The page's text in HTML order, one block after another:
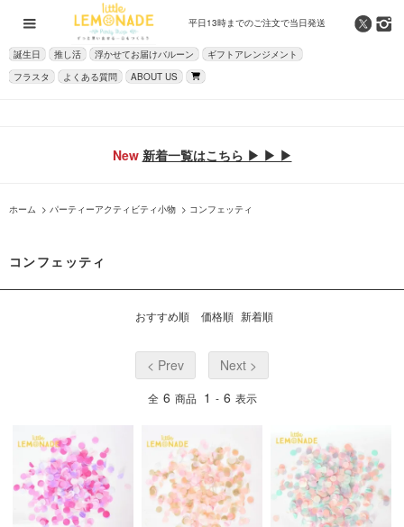
平日13時までのご注文で当日発送
誕生日 推し活 浮かせてお届けバルーン
ギフトアレンジメント
フラスタ
よくある質問 ABOUT US
New 新着一覧はこちら ▶ ▶ ▶
ホーム > パーティーアクティビティ小物 > コンフェッティ
コンフェッティ
おすすめ順 価格順 新着順
< Prev Next >
全 6 商品 1 - 6 表示